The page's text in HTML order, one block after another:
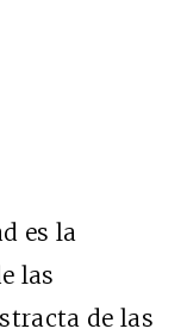
es la
las
de las